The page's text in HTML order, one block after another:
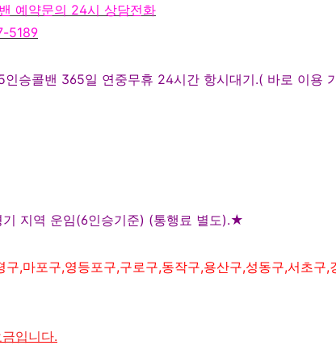
예약문의 24시 상담전화
5189
인승콜밴 365일 연중무휴 24시간 항시대기.( 바로 이용
지역 운임(6인승기준) (통행료 별도).★
구,마포구,영등포구,구로구,동작구,용산구,성동구,서초구,
입니다.